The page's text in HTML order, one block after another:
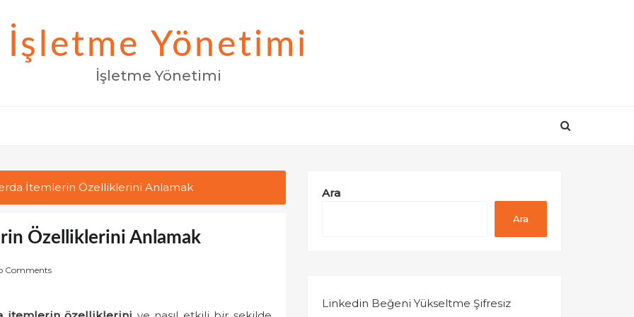
İşletme Yönetimi
İşletme Yönetimi
İtemlerin Özelliklerini Anlamak
Özelliklerini Anlamak
Comments
Ara
Ara
Linkedin Beğeni Yükseltme Şifresiz